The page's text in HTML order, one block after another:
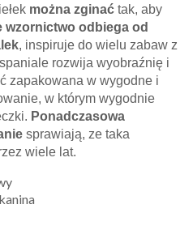
można zginać tak, aby
wzornictwo odbiega od
, inspiruje do wielu zabaw z
rozwija wyobraźnię i
zapakowana w wygodne i
w którym wygodnie
Ponadczasowa
sprawiają, ze taka
wiele lat.